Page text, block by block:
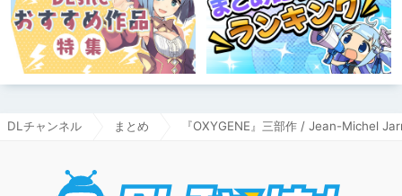
DLチャンネル まとめ 『OXYGENE』三部作 / Jean-Michel